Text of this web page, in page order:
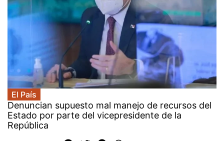
El País
Denuncian supuesto mal manejo de recursos del
Estado por parte del vicepresidente de la
República